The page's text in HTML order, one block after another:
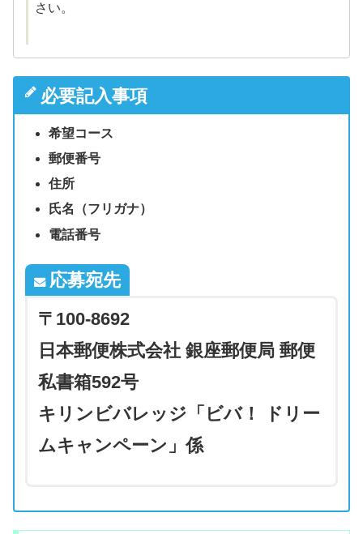
さい。
必要記入事項
希望コース
郵便番号
住所
氏名（フリガナ）
電話番号
応募宛先
〒100-8692
日本郵便株式会社 銀座郵便局 郵便
私書箱592号
キリンビバレッジ「ビバ！ ドリー
ムキャンペーン」係